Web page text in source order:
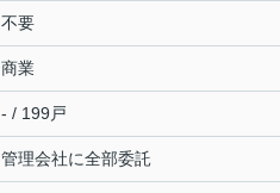
不要
商業
- / 199戸
管理会社に全部委託